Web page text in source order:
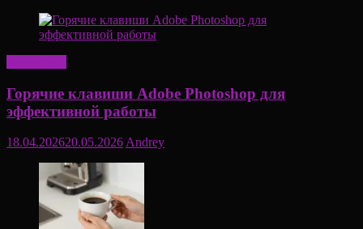
Горячие клавиши Adobe Photoshop для
эффективной работы
18.04.202620.05.2026 Andrey